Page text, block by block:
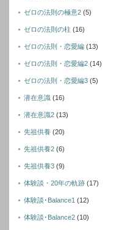
ゼロの法則の極意2 (5)
ゼロの法則の柱 (16)
ゼロの法則・恋愛編 (13)
ゼロの法則・恋愛編2 (14)
ゼロの法則・恋愛編3 (5)
潜在意識 (16)
潜在意識2 (13)
先祖供養 (20)
先祖供養2 (6)
先祖供養3 (9)
体験談・20年の軌跡 (17)
体験談･Balance1 (12)
体験談･Balance2 (10)